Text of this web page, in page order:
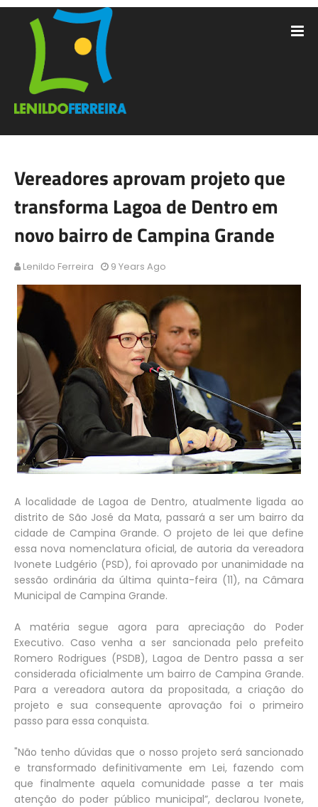
Vereadores aprovam projeto que
transforma Lagoa de Dentro em
novo bairro de Campina Grande
Lenildo Ferreira 9 Years Ago
A localidade de Lagoa de Dentro, atualmente ligada ao
distrito de São José da Mata, passará a ser um bairro da
cidade de Campina Grande. O projeto de lei que define
essa nova nomenclatura oficial, de autoria da vereadora
Ivonete Ludgério (PSD), foi aprovado por unanimidade na
sessão ordinária da última quinta-feira (11), na Câmara
Municipal de Campina Grande.
A matéria segue agora para apreciação do Poder
Executivo. Caso venha a ser sancionada pelo prefeito
Romero Rodrigues (PSDB), Lagoa de Dentro passa a ser
considerada oficialmente um bairro de Campina Grande.
Para a vereadora autora da propositada, a criação do
projeto e sua consequente aprovação foi o primeiro
passo para essa conquista.
"Não tenho dúvidas que o nosso projeto será sancionado
e transformado definitivamente em Lei, fazendo com
que finalmente aquela comunidade passe a ter mais
atenção do poder público municipal”, declarou Ivonete,